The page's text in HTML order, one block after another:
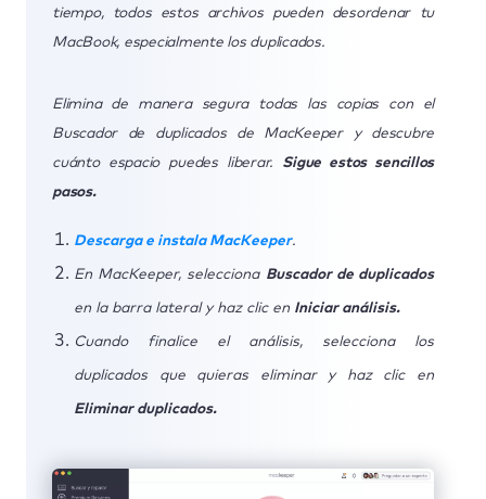
tiempo, todos estos archivos pueden desordenar tu
MacBook, especialmente los duplicados.
Elimina de manera segura todas las copias con el
Buscador de duplicados de MacKeeper y descubre
cuánto espacio puedes liberar. Sigue estos sencillos
pasos.
Descarga e instala MacKeeper.
En MacKeeper, selecciona Buscador de duplicados
en la barra lateral y haz clic en Iniciar análisis.
Cuando finalice el análisis, selecciona los
duplicados que quieras eliminar y haz clic en
Eliminar duplicados.